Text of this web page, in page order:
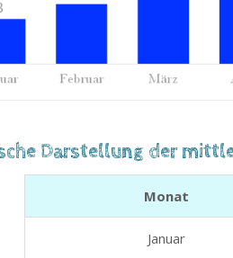
Darstellung der
Monat
Januar